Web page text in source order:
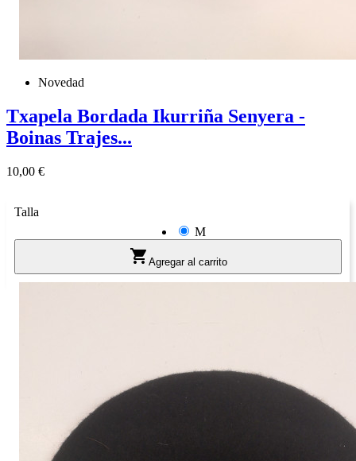
Novedad
Txapela Bordada Ikurriña Senyera -
Boinas Trajes...
Precio
10,00 €
Talla
M
 Agregar al carrito